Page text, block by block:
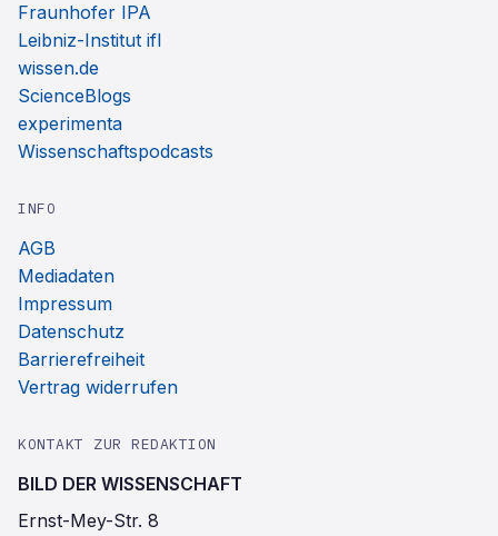
Fraunhofer IPA
Leibniz-Institut ifl
wissen.de
ScienceBlogs
experimenta
Wissenschaftspodcasts
INFO
AGB
Mediadaten
Impressum
Datenschutz
Barrierefreiheit
Vertrag widerrufen
KONTAKT ZUR REDAKTION
BILD DER WISSENSCHAFT
Ernst-Mey-Str. 8